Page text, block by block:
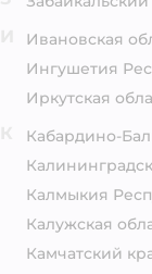
Ивановская
Ингушетия
Иркутская
Кабардино-
Калмыкия
Калужская
Камчатский